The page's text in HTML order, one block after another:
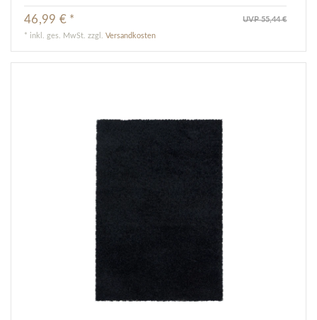
UVP 55,44 €
46,99 € *
* inkl. ges. MwSt. zzgl.Versandkosten